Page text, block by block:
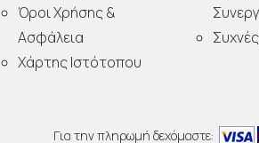
Όροι Χρήσης &
Ασφάλεια
Χάρτης Ιστότοπου
Για την πληρωμή δεχόμαστε: